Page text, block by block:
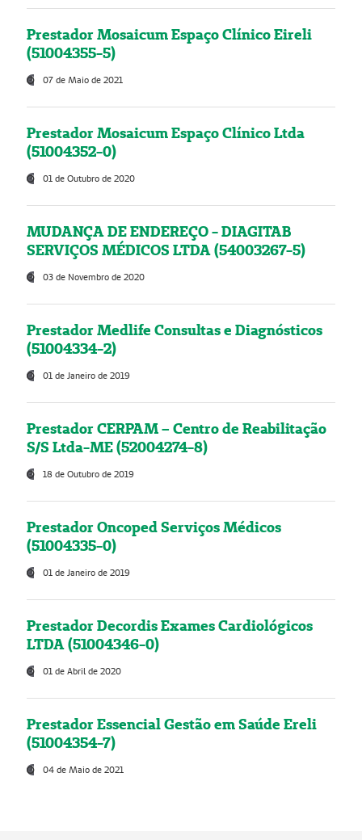
Prestador Mosaicum Espaço Clínico Eireli
(51004355-5)
07 de Maio de 2021
Prestador Mosaicum Espaço Clínico Ltda
(51004352-0)
01 de Outubro de 2020
MUDANÇA DE ENDEREÇO - DIAGITAB
SERVIÇOS MÉDICOS LTDA (54003267-5)
03 de Novembro de 2020
Prestador Medlife Consultas e Diagnósticos
(51004334-2)
01 de Janeiro de 2019
Prestador CERPAM – Centro de Reabilitação
S/S Ltda-ME (52004274-8)
18 de Outubro de 2019
Prestador Oncoped Serviços Médicos
(51004335-0)
01 de Janeiro de 2019
Prestador Decordis Exames Cardiológicos
LTDA (51004346-0)
01 de Abril de 2020
Prestador Essencial Gestão em Saúde Ereli
(51004354-7)
04 de Maio de 2021